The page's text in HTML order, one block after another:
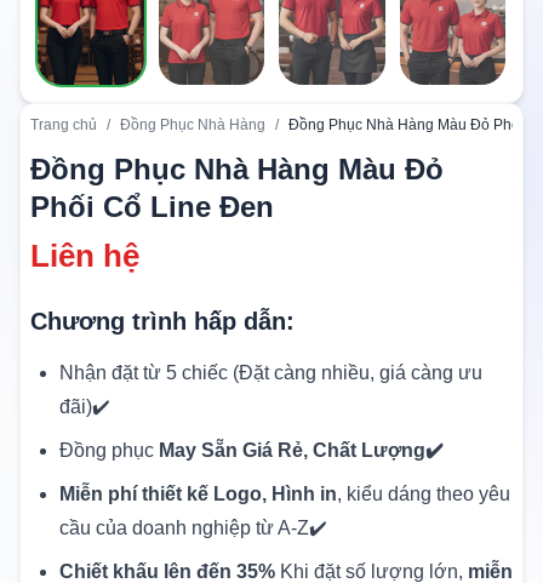
Trang chủ / Đồng Phục Nhà Hàng / Đồng Phục Nhà Hàng Màu Đỏ Phối
Đồng Phục Nhà Hàng Màu Đỏ
Phối Cổ Line Đen
Liên hệ
Chương trình hấp dẫn:
Nhận đặt từ 5 chiếc (Đặt càng nhiều, giá càng ưu
đãi)✔️
Đồng phục May Sẵn Giá Rẻ, Chất Lượng✔️
Miễn phí thiết kế Logo, Hình in, kiểu dáng theo yêu
cầu của doanh nghiệp từ A-Z✔️
Chiết khấu lên đến 35% Khi đặt số lượng lớn, miễn